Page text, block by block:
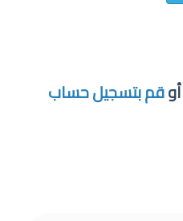
أوقم بتسجيل حساب